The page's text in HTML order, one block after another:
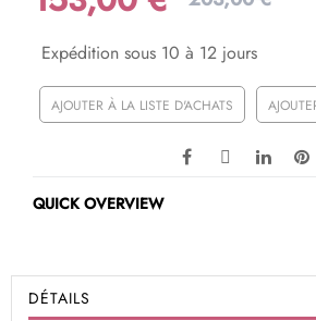
Expédition sous 10 à 12 jours
AJOUTER À LA LISTE D'ACHATS
QUICK OVERVIEW
DÉTAILS